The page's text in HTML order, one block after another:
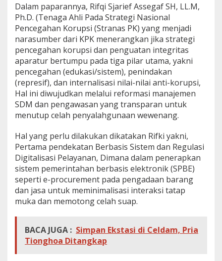
i
s
a
l
d
a
n
K
P
K
Dalam paparannya, Rifqi Sjarief Assegaf SH, LL.M,
Ph.D. (Tenaga Ahli Pada Strategi Nasional
Pencegahan Korupsi (Stranas PK) yang menjadi
narasumber dari KPK menerangkan jika strategi
pencegahan korupsi dan penguatan integritas
aparatur bertumpu pada tiga pilar utama, yakni
pencegahan (edukasi/sistem), penindakan
(represif), dan internalisasi nilai-nilai anti-korupsi,
Hal ini diwujudkan melalui reformasi manajemen
SDM dan pengawasan yang transparan untuk
menutup celah penyalahgunaan wewenang.
Hal yang perlu dilakukan dikatakan Rifki yakni,
Pertama pendekatan Berbasis Sistem dan Regulasi
Digitalisasi Pelayanan, Dimana dalam penerapkan
sistem pemerintahan berbasis elektronik (SPBE)
seperti e-procurement pada pengadaan barang
dan jasa untuk meminimalisasi interaksi tatap
muka dan memotong celah suap.
BACA JUGA : Simpan Ekstasi di Celdam, Pria
Tionghoa Ditangkap